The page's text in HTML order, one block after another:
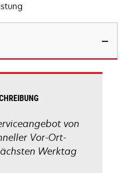
von
Vor-Ort-
Werktag